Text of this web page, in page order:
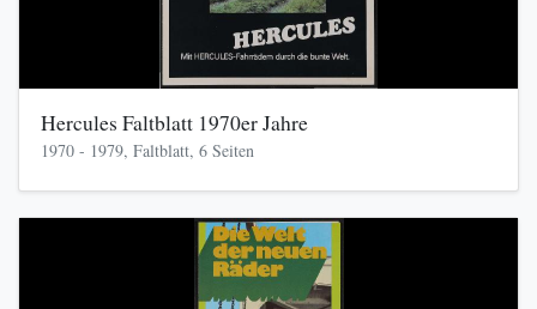
Hercules Faltblatt 1970er Jahre
1970 - 1979, Faltblatt, 6 Seiten